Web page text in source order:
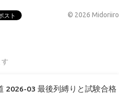
© 2026 Midoriiro
2026-03 最後列縛りと試験合格